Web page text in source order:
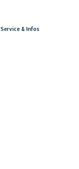
Service & Infos